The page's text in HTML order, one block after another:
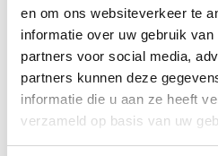
en om ons websiteverkeer te
informatie over uw gebruik
partners voor social media,
partners kunnen deze
informatie die u aan ze heeft
verzameld op basis van uw
֍ Groot aanbod & scherpe
֍ Deskundig advies en gratis
֍ Verzending in Nederland,